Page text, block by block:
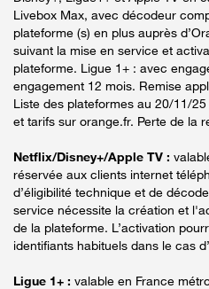
Livebox Max, avec décodeur
plateforme (s) en plus auprès
suivant la mise en service et
plateforme. Ligue 1+ : avec
engagement 12 mois. Remise
Liste des plateformes au 20/11/
et tarifs sur orange.fr. Perte de la
Netflix/Disney+/Apple TV :
réservée aux clients internet
d’éligibilité technique et de
service nécessite la création et
de la plateforme. L’activation
identifiants habituels dans le cas
Ligue 1+ : valable en France